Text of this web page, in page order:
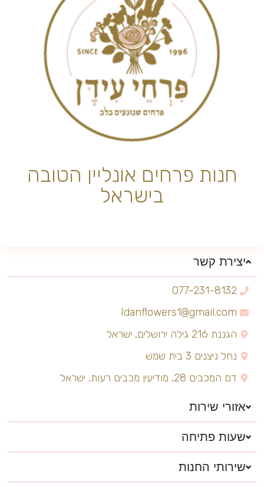
חנות פרחים אונליין הטובה
בישראל
יצירת קשר
077-231-8132
Idanflowers1@gmail.com
הגננת 216 גילה ירושלים, ישראל
נחל ניצנים 3 בית שמש
דם המכבים 28, מודיעין מכבים רעות, ישראל
אזורי שירות
שעות פתיחה
שירותי החנות